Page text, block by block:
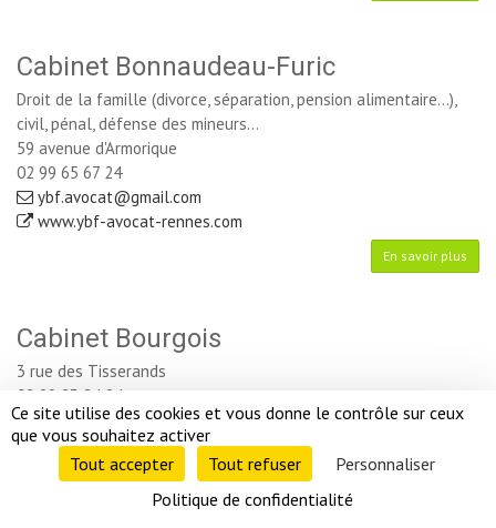
Cabinet Bonnaudeau-Furic
Droit de la famille (divorce, séparation, pension alimentaire...),
civil, pénal, défense des mineurs...
59 avenue d'Armorique
02 99 65 67 24
ybf.avocat@gmail.com
www.ybf-avocat-rennes.com
En savoir plus
Cabinet Bourgois
3 rue des Tisserands
02 99 23 84 84
cabinet-bourgois@cabinet-bourgois.fr
Ce site utilise des cookies et vous donne le contrôle sur ceux
que vous souhaitez activer
Tout accepter
Tout refuser
Personnaliser
Politique de confidentialité